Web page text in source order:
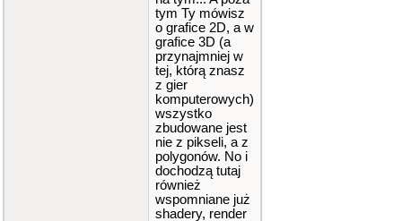
tym Ty mówisz
o grafice 2D, a w
grafice 3D (a
przynajmniej w
tej, którą znasz
z gier
komputerowych)
wszystko
zbudowane jest
nie z pikseli, a z
polygonów. No i
dochodzą tutaj
również
wspomniane już
shadery, render